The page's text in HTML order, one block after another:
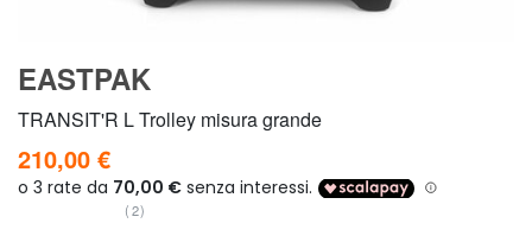
EASTPAK
TRANSIT'R L Trolley misura grande
210,00 €
(2)